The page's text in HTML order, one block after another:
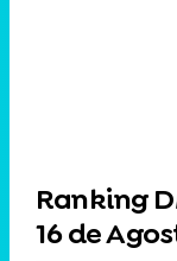
Ranking
16 de